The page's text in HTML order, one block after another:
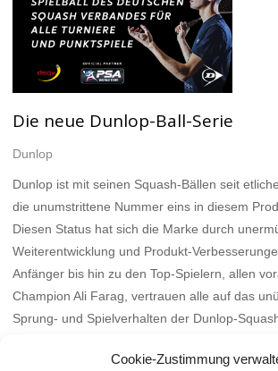
Cookie-Zustimmung
Die neue Dunlop-Ball-Serie
Dunlop
Dunlop ist mit seinen Squash-Bällen seit
die unumstrittene Nummer eins in diesem
Diesen Status hat sich die Marke durch
Weiterentwicklung und Produkt-
Anfänger bis hin zu den Top-Spielern, allen
Champion Ali Farag, vertrauen alle auf das
Sprung- und Spielverhalten der Dunlop-